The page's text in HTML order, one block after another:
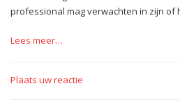
professional mag verwachten in zijn of
Lees meer…
Plaats uw reactie